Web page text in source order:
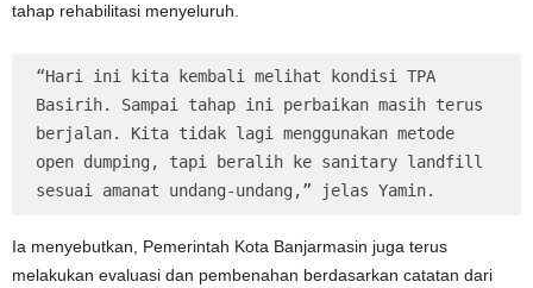
tahap rehabilitasi menyeluruh.
“Hari ini kita kembali melihat kondisi TPA
Basirih. Sampai tahap ini perbaikan masih terus
berjalan. Kita tidak lagi menggunakan metode
open dumping, tapi beralih ke sanitary landfill
sesuai amanat undang-undang,” jelas Yamin.
Ia menyebutkan, Pemerintah Kota Banjarmasin juga terus
melakukan evaluasi dan pembenahan berdasarkan catatan dari